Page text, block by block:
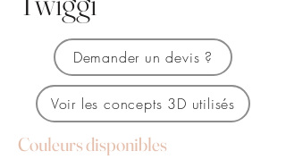
Demander un devis ?
Voir les concepts 3D utilisés
Couleurs disponibles